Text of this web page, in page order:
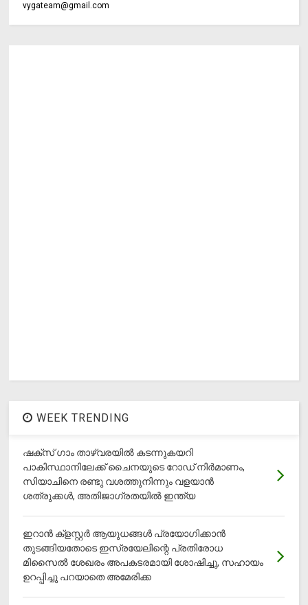
vygateam@gmail.com
WEEK TRENDING
ഷക്സ് ​ഗാം താഴ്‌വരയിൽ കടന്നുകയറി
പാകിസ്ഥാനിലേക്ക് ചൈനയുടെ റോഡ് നിർമാണം,
സിയാചിനെ രണ്ടു വശത്തുനിന്നും വളയാൻ
ശത്രുക്കൾ, അതിജാ​ഗ്രതയിൽ ഇന്ത്യ
ഇറാന്‍ ക്‌ളസ്റ്റര്‍ ആയുധങ്ങള്‍ പ്രയോഗിക്കാന്‍
തുടങ്ങിയതോടെ ഇസ്രയേലിന്റെ പ്രതിരോധ
മിസൈല്‍ ശേഖരം അപകടരമായി ശോഷിച്ചു, സഹായം
ഉറപ്പിച്ചു പറയാതെ അമേരിക്ക